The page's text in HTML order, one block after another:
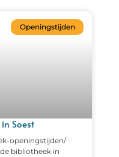
Openingstijden
Soest
openingstijden/
bibliotheek in